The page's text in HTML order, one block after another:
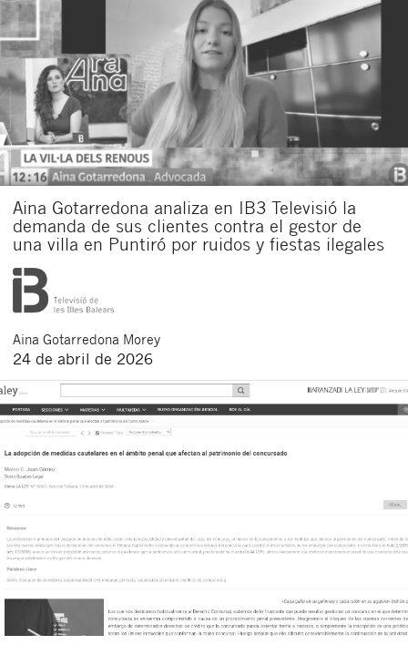
Aina Gotarredona analiza en IB3 Televisió la
demanda de sus clientes contra el gestor de
una villa en Puntiró por ruidos y fiestas ilegales
Aina Gotarredona Morey
24 de abril de 2026